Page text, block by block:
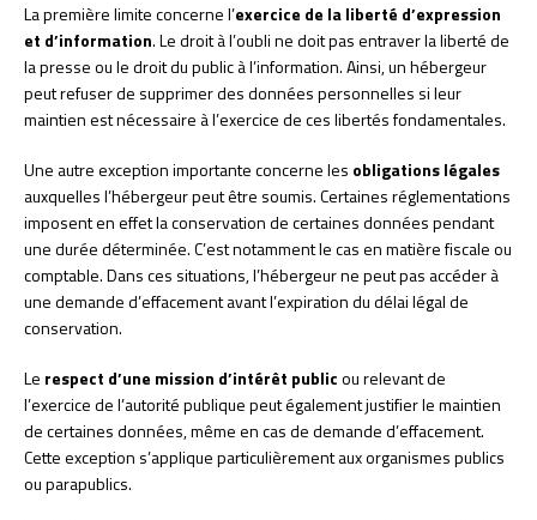
La première limite concerne l’exercice de la liberté d’expression
et d’information. Le droit à l’oubli ne doit pas entraver la liberté de
la presse ou le droit du public à l’information. Ainsi, un hébergeur
peut refuser de supprimer des données personnelles si leur
maintien est nécessaire à l’exercice de ces libertés fondamentales.
Une autre exception importante concerne les obligations légales
auxquelles l’hébergeur peut être soumis. Certaines réglementations
imposent en effet la conservation de certaines données pendant
une durée déterminée. C’est notamment le cas en matière fiscale ou
comptable. Dans ces situations, l’hébergeur ne peut pas accéder à
une demande d’effacement avant l’expiration du délai légal de
conservation.
Le respect d’une mission d’intérêt publicou relevant de
l’exercice de l’autorité publique peut également justifier le maintien
de certaines données, même en cas de demande d’effacement.
Cette exception s’applique particulièrement aux organismes publics
ou parapublics.